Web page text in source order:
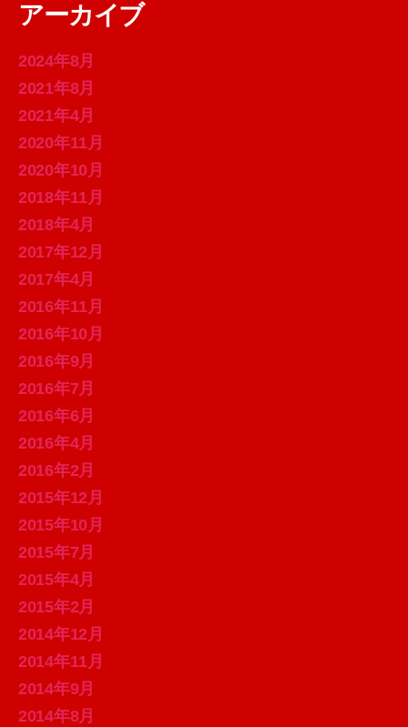
アーカイブ
2024年8月
2021年8月
2021年4月
2020年11月
2020年10月
2018年11月
2018年4月
2017年12月
2017年4月
2016年11月
2016年10月
2016年9月
2016年7月
2016年6月
2016年4月
2016年2月
2015年12月
2015年10月
2015年7月
2015年4月
2015年2月
2014年12月
2014年11月
2014年9月
2014年8月